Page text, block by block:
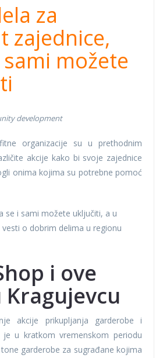
za
zajednice,
možete
development
organizacije su u prethodnim
akcije kako bi svoje zajednice
onima kojima su potrebne pomoć
se i sami možete uključiti, a u
o dobrim delima u regionu
i ove
Kragujevcu
akcije prikupljanja garderobe i
u kratkom vremenskom periodu
garderobe za sugrađane kojima